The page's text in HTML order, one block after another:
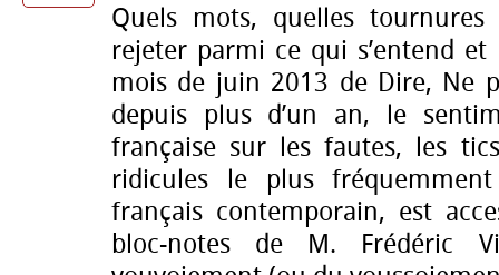
Quels mots, quelles
rejeter parmi ce qui s’entend
mois de juin 2013 de Dire, Ne
depuis plus d’un an, le
française sur les fautes, les
ridicules le plus
français contemporain, est
bloc-notes de M. Frédéric